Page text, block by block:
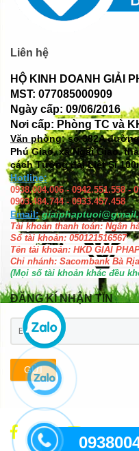
Liên hệ
HỘ KINH DOANH GIẢI
MST: 077085000909
Ngày cấp: 09/06/2016
Nơi cấp: Phòng TC và
Văn phòng: số382A
Phú Giao, xã Ngãi Giao,
cách Tượng đài Liệt Sĩ
Hotline:
0938.004.006 - 0942.551.558 -
0903.484.744 - 0933.457.458
Email:
Tài khoản thanh toán: Ngân
Số tài khoản: 050121516567
Tên tài khoản: HKD GIAI
Chi nhánh: Sacombank Bà
(Mọi số tài khoản khác đều
ĐĂNG KÍ NHẬN TIN
GỬI